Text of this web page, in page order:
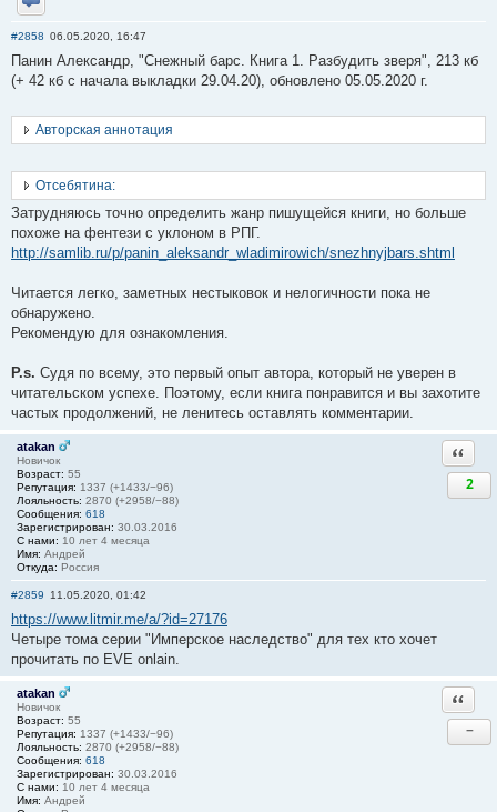
Отправить личное сообщение
#2858 06.05.2020, 16:47
Панин Александр, "Снежный барс. Книга 1. Разбудить зверя", 213 кб
(+ 42 кб с начала выкладки 29.04.20), обновлено 05.05.2020 г.
Авторская аннотация
Отсебятина:
Затрудняюсь точно определить жанр пишущейся книги, но больше
похоже на фентези с уклоном в РПГ.
http://samlib.ru/p/panin_aleksandr_wladimirowich/snezhnyjbars.shtml
Читается легко, заметных нестыковок и нелогичности пока не
обнаружено.
Рекомендую для ознакомления.
P.s. Судя по всему, это первый опыт автора, который не уверен в
читательском успехе. Поэтому, если книга понравится и вы захотите
частых продолжений, не ленитесь оставлять комментарии.
atakan
Новичок
Возраст: 55
Репутация: 1337 (+1433/−96)
Лояльность: 2870 (+2958/−88)
Сообщения: 618
Зарегистрирован: 30.03.2016
С нами: 10 лет 4 месяца
Имя: Андрей
Откуда: Россия
2
#2859 11.05.2020, 01:42
https://www.litmir.me/a/?id=27176
Четыре тома серии "Имперское наследство" для тех кто хочет
прочитать по EVE onlain.
atakan
Новичок
Возраст: 55
Репутация: 1337 (+1433/−96)
Лояльность: 2870 (+2958/−88)
Сообщения: 618
Зарегистрирован: 30.03.2016
С нами: 10 лет 4 месяца
Имя: Андрей
−